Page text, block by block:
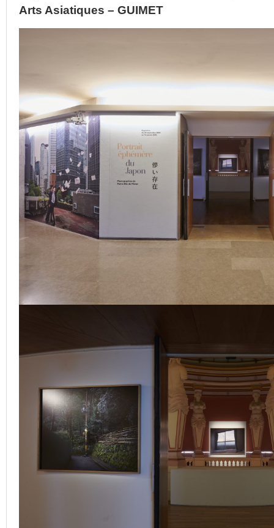
Arts Asiatiques – GUIMET